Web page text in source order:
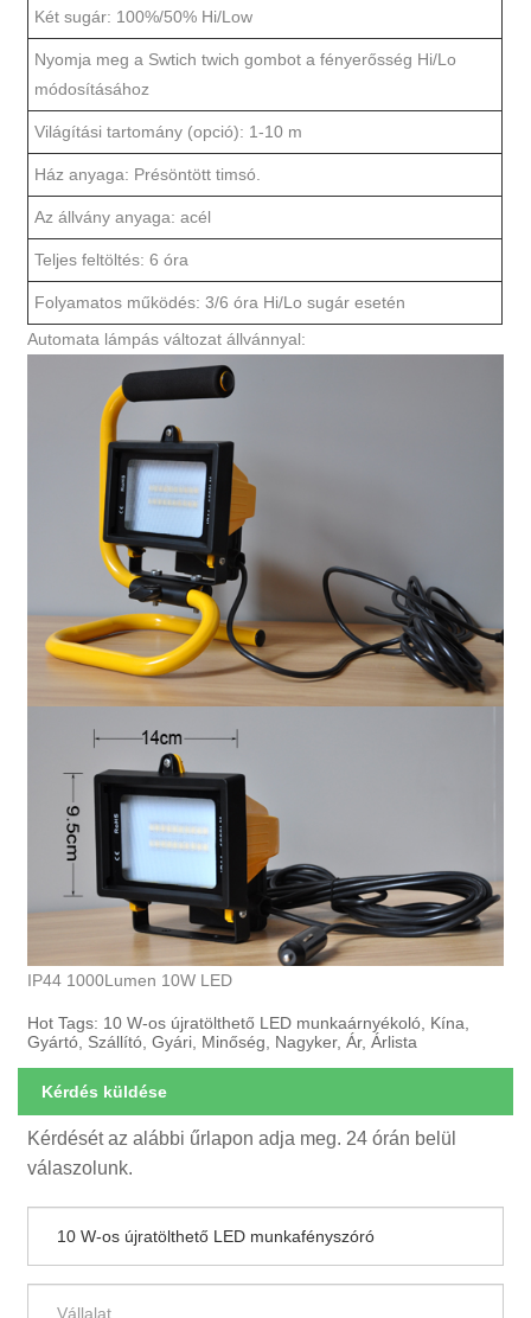
Két sugár: 100%/50% Hi/Low
Nyomja meg a Swtich twich gombot a fényerősség Hi/Lo
módosításához
Világítási tartomány (opció): 1-10 m
Ház anyaga: Présöntött timsó.
Az állvány anyaga: acél
Teljes feltöltés: 6 óra
Folyamatos működés: 3/6 óra Hi/Lo sugár esetén
Automata lámpás változat állvánnyal:
IP44 1000Lumen 10W LED
Hot Tags: 10 W-os újratölthető LED munkaárnyékoló, Kína,
Gyártó, Szállító, Gyári, Minőség, Nagyker, Ár, Árlista
Kérdés küldése
Kérdését az alábbi űrlapon adja meg. 24 órán belül
válaszolunk.